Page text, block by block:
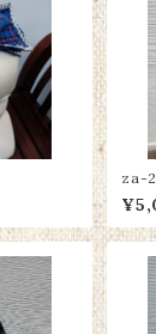
za-
ー帽